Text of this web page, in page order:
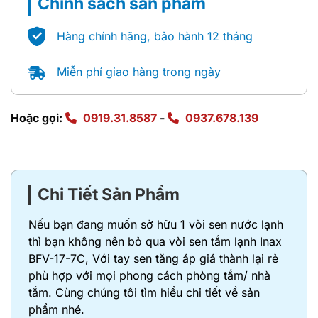
Hàng chính hãng, bảo hành 12 tháng
Miễn phí giao hàng trong ngày
Hoặc gọi: 0919.31.8587 - 0937.678.139
Chi Tiết Sản Phẩm
Nếu bạn đang muốn sở hữu 1 vòi sen nước lạnh
thì bạn không nên bỏ qua vòi sen tắm lạnh Inax
BFV-17-7C, Với tay sen tăng áp giá thành lại rẻ
phù hợp với mọi phong cách phòng tắm/ nhà
tắm. Cùng chúng tôi tìm hiểu chi tiết về sản
phẩm nhé.